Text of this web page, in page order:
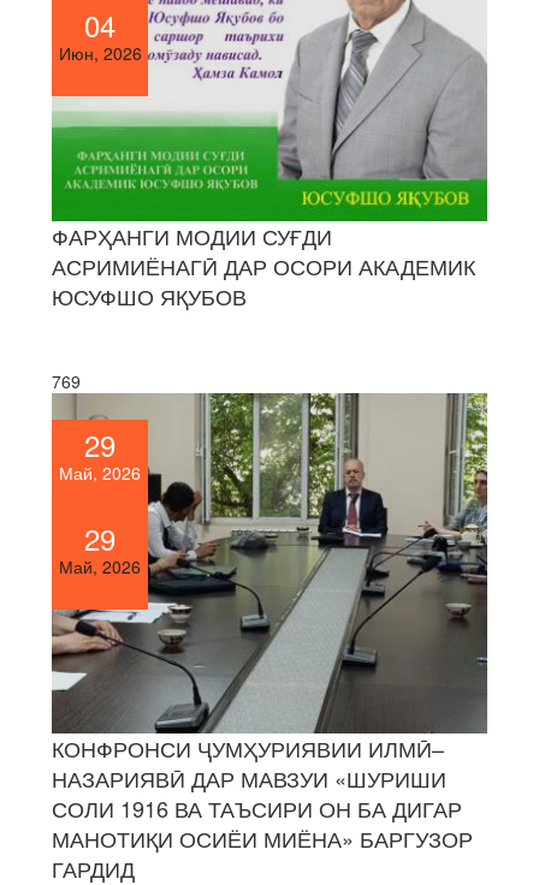
04
Июн, 2026
ФАРҲАНГИ МОДИИ СУҒДИ
АСРИМИЁНАГӢ ДАР ОСОРИ АКАДЕМИК
ЮСУФШО ЯҚУБОВ
769
29
Май, 2026
29
Май, 2026
КОНФРОНСИ ҶУМҲУРИЯВИИ ИЛМӢ–
НАЗАРИЯВӢ ДАР МАВЗУИ «ШУРИШИ
СОЛИ 1916 ВА ТАЪСИРИ ОН БА ДИГАР
МАНОТИҚИ ОСИЁИ МИЁНА» БАРГУЗОР
ГАРДИД